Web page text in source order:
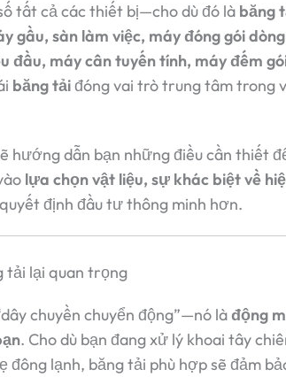
tất cả các thiết bị—cho dù đó là băng
gầu, sàn làm việc, máy đóng gói
đầu, máy cân tuyến tính, máy đếm
băng tảiđóng vai trò trung tâm trong
hướng dẫn bạn những điều cần thiết
lựa chọn vật liệu, sự khác biệt về
định đầu tư thông minh hơn.
tải lại quan trọng
chuyền chuyển động”—nó làđộng
. Cho dù bạn đang xử lý khoai tây
đông lạnh, băng tải phù hợp sẽ đảm